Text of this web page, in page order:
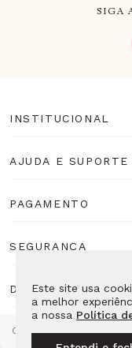
Este site usa
a melhor
a nossa Política
SIGA
INSTITUCIONAL
AJUDA E SUPORTE
PAGAMENTO
SEGURANÇA
Copyright Lulean. Todos
total ou parcial.